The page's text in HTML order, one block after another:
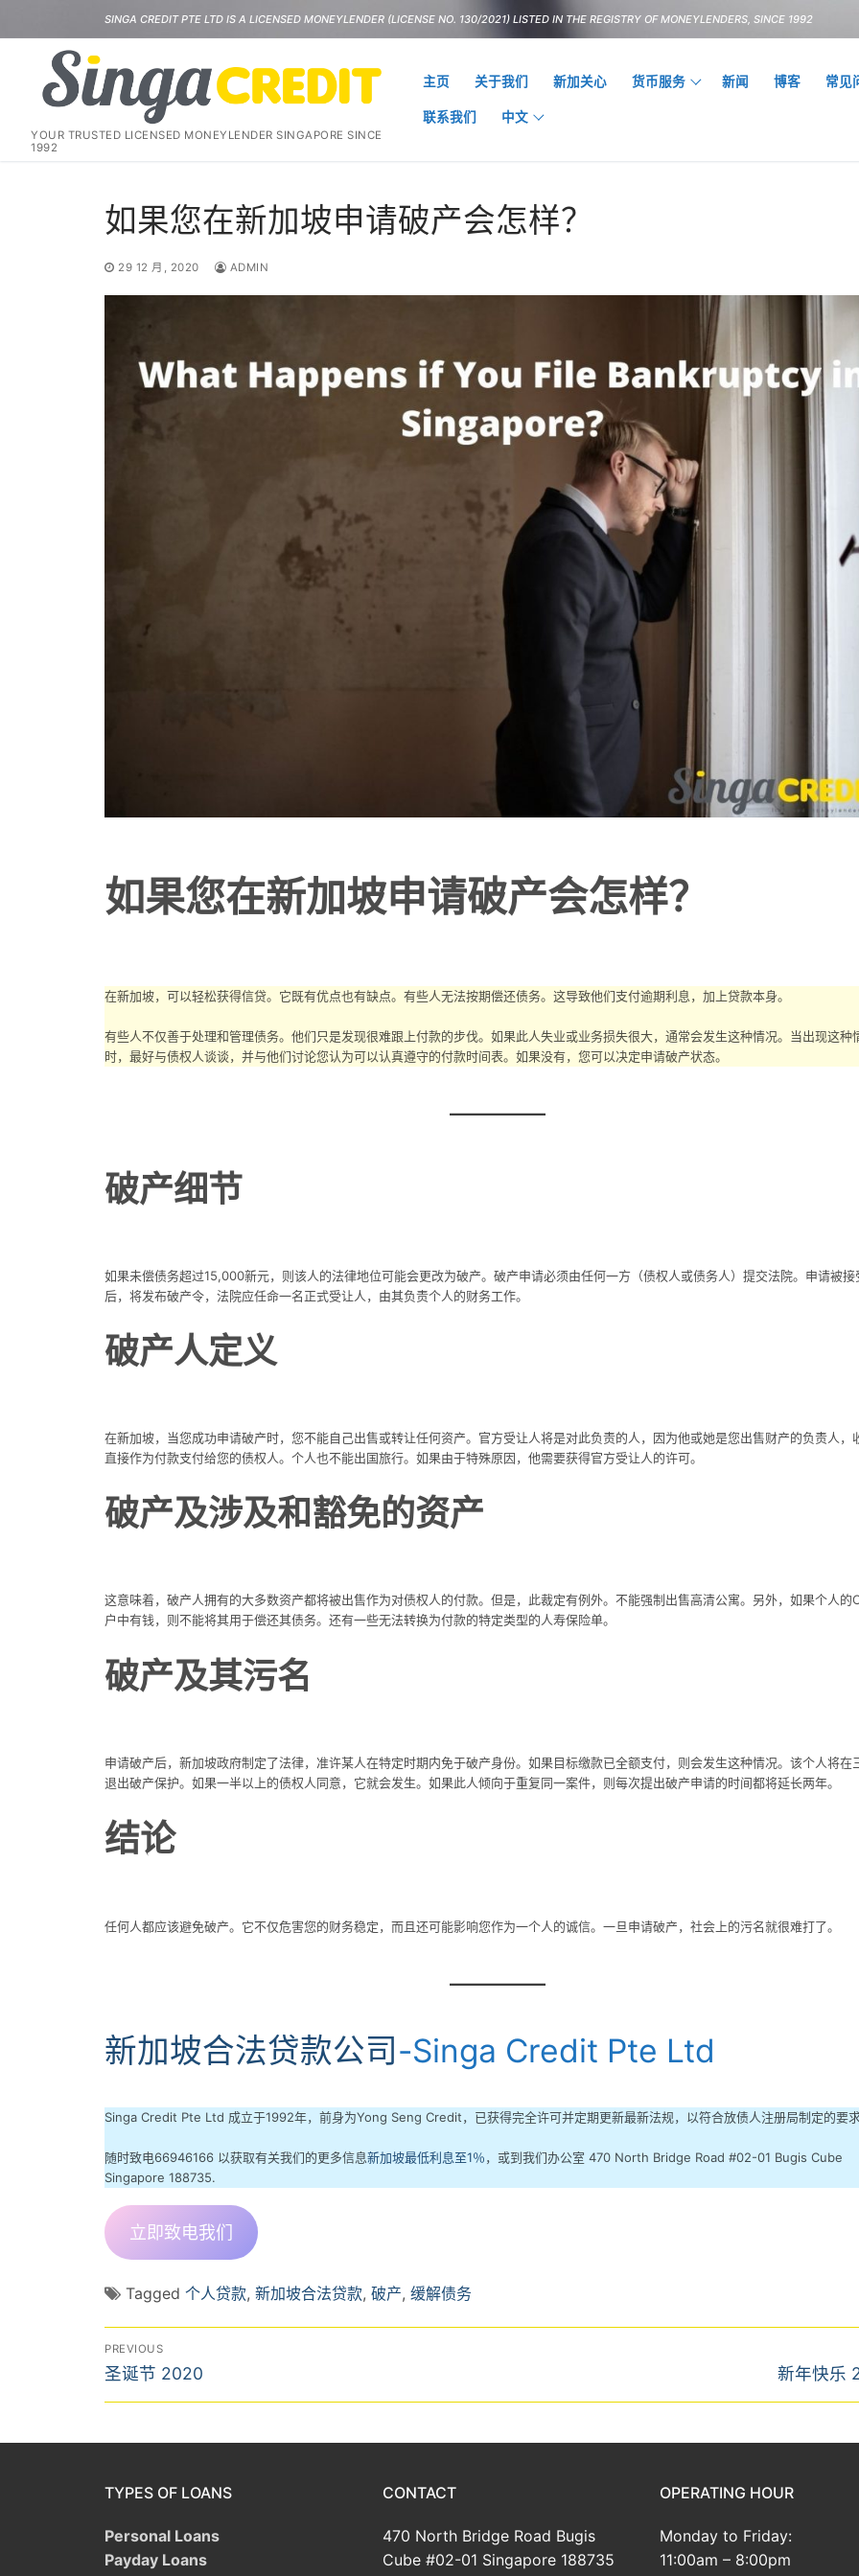
to
content
SINGA CREDIT PTE LTD IS A LICENSED MONEYLENDER (LICENSE NO. 130/2021) LISTED IN THE REGISTRY OF MONEYLENDERS, SINCE 1992
YOUR TRUSTED LICENSED MONEYLENDER SINGAPORE SINCE
1992
主页 关于我们 新加关心 货币服务 新闻 博客 常见
联系我们 中文
如果您在新加坡申请破产会怎样？
29 12 月, 2020 ADMIN
如果您在新加坡申请破产会怎样？
在新加坡，可以轻松获得信贷。它既有优点也有缺点。有些人无法按期偿还债务。这导致他们支付逾期利息，加上贷款本身。
有些人不仅善于处理和管理债务。他们只是发现很难跟上付款的步伐。如果此人失业或业务损失很大，通常会发生这种情况。当出现这种
时，最好与债权人谈谈，并与他们讨论您认为可以认真遵守的付款时间表。如果没有，您可以决定申请破产状态。
破产细节
如果未偿债务超过15,000新元，则该人的法律地位可能会更改为破产。破产申请必须由任何一方（债权人或债务人）提交法院。申请被接
后，将发布破产令，法院应任命一名正式受让人，由其负责个人的财务工作。
破产人定义
在新加坡，当您成功申请破产时，您不能自己出售或转让任何资产。官方受让人将是对此负责的人，因为他或她是您出售财产的负责人，
直接作为付款支付给您的债权人。个人也不能出国旅行。如果由于特殊原因，他需要获得官方受让人的许可。
破产及涉及和豁免的资产
这意味着，破产人拥有的大多数资产都将被出售作为对债权人的付款。但是，此裁定有例外。不能强制出售高清公寓。另外，如果个人的
户中有钱，则不能将其用于偿还其债务。还有一些无法转换为付款的特定类型的人寿保险单。
破产及其污名
申请破产后，新加坡政府制定了法律，准许某人在特定时期内免于破产身份。如果目标缴款已全额支付，则会发生这种情况。该个人将在
退出破产保护。如果一半以上的债权人同意，它就会发生。如果此人倾向于重复同一案件，则每次提出破产申请的时间都将延长两年。
结论
任何人都应该避免破产。它不仅危害您的财务稳定，而且还可能影响您作为一个人的诚信。一旦申请破产，社会上的污名就很难打了。
新加坡合法贷款公司-Singa Credit Pte Ltd
Singa Credit Pte Ltd 成立于1992年，前身为Yong Seng Credit，已获得完全许可并定期更新最新法规，以符合放债人注册局制定的要
随时致电66946166 以获取有关我们的更多信息新加坡最低利息至1％，或到我们办公室 470 North Bridge Road #02-01 Bugis Cube
Singapore 188735.
立即致电我们
Tagged 个人贷款, 新加坡合法贷款, 破产, 缓解债务
文
章
PREVIOUS
Previous
圣诞节 2020
Next
新年快乐
TYPES OF LOANS
Personal Loans
Payday Loans
CONTACT
470 North Bridge Road Bugis
Cube #02-01 Singapore 188735
OPERATING HOUR
Monday to Friday:
11:00am – 8:00pm